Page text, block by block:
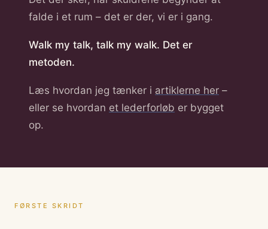
falde i et rum – det er der, vi er i gang.
Walk my talk, talk my walk. Det er
metoden.
Læs hvordan jeg tænker i artiklerne her –
eller se hvordan et lederforløb er bygget
op.
FØRSTE SKRIDT